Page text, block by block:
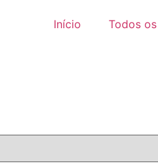
Início Todos